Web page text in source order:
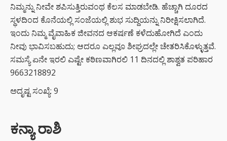
ನಿಮ್ಮನ್ನು ನೀವೇ ಶಪಿಸುತ್ತಿರುವಂಥ ಕೆಲಸ ಮಾಡಬೇಡಿ. ಹೆಚ್ಚಾಗಿ ದೂರದ
ಸ್ಥಳದಿಂದ ಕೊನೆಯಲ್ಲಿ ಸಂಜೆಯಲ್ಲಿ ಶುಭ ಸುದ್ದಿಯನ್ನು ನಿರೀಕ್ಷಿಸಲಾಗಿದೆ.
ಇಂದು ನಿಮ್ಮ ವೈವಾಹಿಕ ಜೀವನದ ಆಕರ್ಷಣೆ ಕಳೆದುಹೋಗಿದೆ ಎಂದು
ನೀವು ಭಾವಿಸಬಹುದು; ಆದರೂ ಎಲ್ಲವೂ ಶೀಘ್ರದಲ್ಲೇ ಚೇತರಿಸಿಕೊಳ್ಳುತ್ತವೆ.
ಸಮಸ್ಯೆ ಏನೇ ಇರಲಿ ಎಷ್ಟೇ ಕಠಿಣವಾಗಿರಲಿ 11 ದಿನದಲ್ಲಿ ಶಾಶ್ವತ ಪರಿಹಾರ
9663218892
ಅದೃಷ್ಟ ಸಂಖ್ಯೆ: 9
ಕನ್ಯಾ ರಾಶಿ